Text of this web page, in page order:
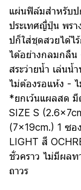
แผ่นฟิล์มสำหรับป
ประเทศญี่ปุ่น พร
ปก็ใส่ชุดสวยได้ไ
ได้อย่างกลมกลืน
สระว่ายน้ำ เล่นน้
ไม่ต้องรอแห้ง -
*ยกเว้นแผลสด มี
SIZE S
(7x19cm.) 1 ซอ
LIGHT สี
ชั่วคราว ไม่มีผลท
ถาวร